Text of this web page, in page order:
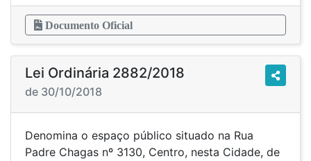
Documento Oficial
Lei Ordinária 2882/2018
de 30/10/2018
Denomina o espaço público situado na Rua
Padre Chagas nº 3130, Centro, nesta Cidade, de